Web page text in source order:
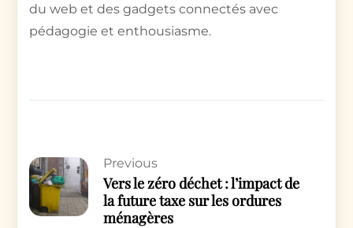
du web et des gadgets connectés avec
pédagogie et enthousiasme.
Previous
Vers le zéro déchet : l’impact de
la future taxe sur les ordures
ménagères